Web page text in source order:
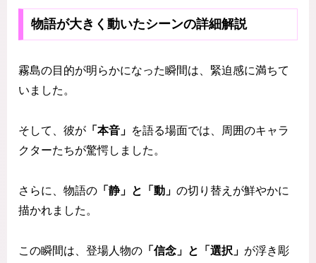
物語が大きく動いたシーンの詳細解説
霧島の目的が明らかになった瞬間は、緊迫感に満ちて
いました。
そして、彼が 「本音」 を語る場面では、周囲のキャラ
クターたちが驚愕しました。
さらに、物語の 「静」と「動」 の切り替えが鮮やかに
描かれました。
この瞬間は、登場人物の 「信念」と「選択」 が浮き彫